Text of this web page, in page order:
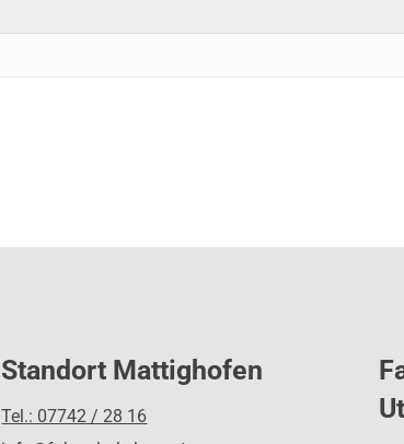
Standort Mattighofen
Tel.: 07742 / 28 16